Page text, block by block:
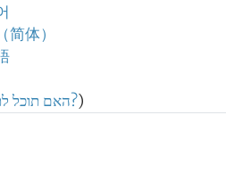
简体）
האם תוכל לתרגם?)